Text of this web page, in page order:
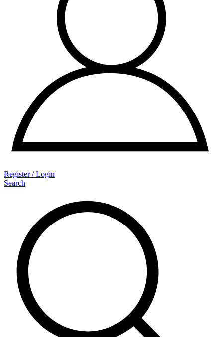
Register / Login
Search